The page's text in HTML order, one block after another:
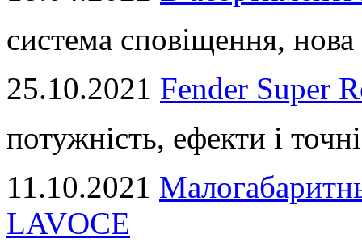
система сповіщення,
25.10.2021 Fender Super
потужність, ефекти і
11.10.2021
LAVOCE